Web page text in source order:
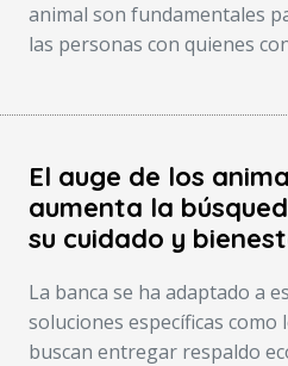
animal son fundamentales
las personas con quienes
El auge de los
aumenta la
su cuidado y
La banca se ha adaptado a
soluciones específicas
buscan entregar respaldo